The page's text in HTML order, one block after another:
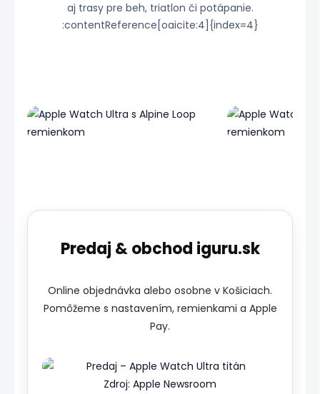
aj trasy pre beh, triatlon či potápanie.
:contentReference[oaicite:4]{index=4}
Predaj & obchod iguru.sk
Online objednávka alebo osobne v Košiciach.
Pomôžeme s nastavením, remienkami a Apple
Pay.
Zdroj: Apple Newsroom